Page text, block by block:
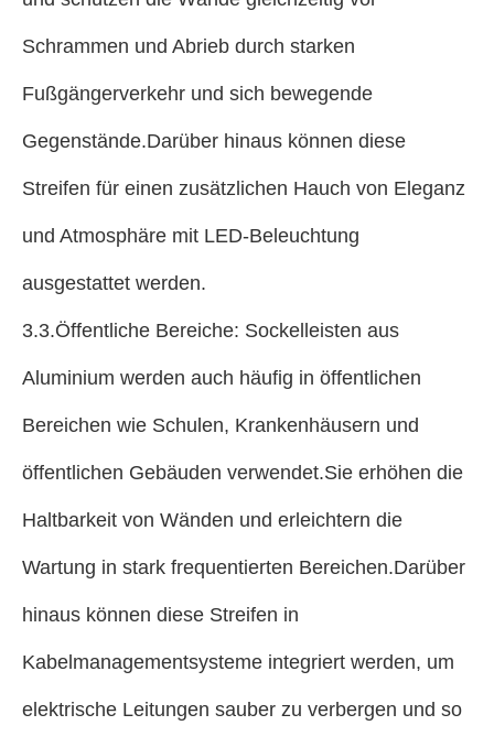
Schrammen und Abrieb durch starken
Fußgängerverkehr und sich bewegende
Gegenstände.Darüber hinaus können diese
Streifen für einen zusätzlichen Hauch von Eleganz
und Atmosphäre mit LED-Beleuchtung
ausgestattet werden.
3.3.Öffentliche Bereiche: Sockelleisten aus
Aluminium werden auch häufig in öffentlichen
Bereichen wie Schulen, Krankenhäusern und
öffentlichen Gebäuden verwendet.Sie erhöhen die
Haltbarkeit von Wänden und erleichtern die
Wartung in stark frequentierten Bereichen.Darüber
hinaus können diese Streifen in
Kabelmanagementsysteme integriert werden, um
elektrische Leitungen sauber zu verbergen und so